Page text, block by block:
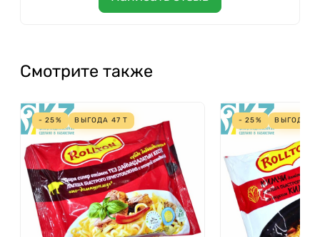
Смотрите также
- 25% ВЫГОДА 47 Т - 25% ВЫГОДА